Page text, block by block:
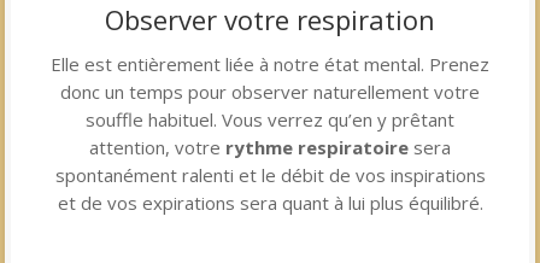
Observer votre respiration
Elle est entièrement liée à notre état mental. Prenez
donc un temps pour observer naturellement votre
souffle habituel. Vous verrez qu’en y prêtant
attention, votre rythme respiratoire sera
spontanément ralenti et le débit de vos inspirations
et de vos expirations sera quant à lui plus équilibré.